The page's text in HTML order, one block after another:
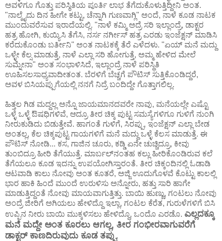
ಅವಳಿಗೂ ಗೊತ್ತು ಪರಿಸ್ಠಿತಿಯ ಪೂರ್ತಿ ಲಾಭ ತೆಗೆದುಕೊಳುತ್ತಿದ್ದೀನಿ ಅಂತ.
"ನಾಲ್ಕೈದು ದಿನ ಹೀಗೇ ಕಟ್ಟು, ಚೆನ್ನಾಗಿ ಗುಣವಾಗ್ಲಿ" ಅಂದೆ, ನಾಳೆ ಕೂಡ ನಾಟಕ
ಮುಂದುವರೆಸುವ ಇರಾದೆಯಲ್ಲಿ. "ನಾಳೆ ಕಮ್ಮಿ ಅದ್ರೆ ಸರಿ ಇಲ್ಲಾಂದ್ರೆ, ಡಾಕ್ಟರ
ಹತ್ರ ಹೋಗಿ, ಕುಯ್ಯಿಸಿ ತೆಗೆಸಿ, ನರ್ಸ ನರ್ಗೀಸ್ ಹತ್ರ ಎರಡು ಇಂಜೆಕ್ಷನ್ ಮಾಡಿಸಿ
ಕರೆದುಕೊಂಡು ಬರ್ತೀನಿ" ಅಂತ ನಾಟಕಕ್ಕೆ ತೆರೆ ಎಳೆದಳು. "ಏಯ್ ಮನೆ ಮದ್ದು
ಒಳ್ಳೇ ಕೆಲ್ಸ ಮಾಡುತ್ತೆ, ನಾಳೆ ಎಲ್ಲಾ ಸರಿ ಹೋಗುತ್ತೆ, ಅಮ್ಮ ಹೇಳಿದ ಮೇಲೆ
ಸುಮ್ನೇನಾ" ಅಂತ ಸಂಭಾಳಿಸಿದೆ, ಇಲ್ಲಾಂದ್ರೆ ನಾಳೆ ಪರಿಸ್ಥಿತಿ
ಊಹಿಸಲಸಾಧ್ಯವಾದೀತಂತ. ಬೆರಳಿಗೆ ಬೆಚ್ಚಗೆ ಪೌಟಿಸ್ ಸುತ್ತಿಕೊಂಡಿದ್ದರೆ,
ಅವಳ ಬಿಸಿಯಪ್ಪುಗೆಯಲ್ಲಿ ನನಗೆ ನಿದ್ರೆ ಬಂದಿದ್ದೇ ಗೊತ್ತಾಗಲಿಲ್ಲ.
ಹಿತ್ತಲ ಗಿಡ ಮದ್ದಲ್ಲ ಅನ್ನೊ ಜಾಯಮಾನದವರೇ ನಾವು, ಮನೆಯಲ್ಲೇ ಎಷ್ಟೊ
ಒಳ್ಳೆ ಒಳ್ಳೆ ಔಷಧಿಗಳಿವೆ, ಆದ್ರೂ ತೀರ ಚಿಕ್ಕ ಪುಟ್ಟ ಸಮಸ್ಯೆಗಳಿಗೂ ಗುಳಿಗೆ ನುಂಗಿ
ನೀರುಕುಡಿದು ಬಿಡುತ್ತೇವೆ. ಹಾಗಂತೆ ಗುಳಿಗೆ, ಸಿರಪ್ಪು, ಇಂಜೆಕ್ಷನ್ ಎಲ್ಲಾ ಬೇಡ
ಅಂತಲ್ಲ, ಕೆಲ ಚಿಕ್ಕಪುಟ್ಟ ಗಾಯಗಳಿಗೆ ಮನೆ ಮದ್ದು ಒಳ್ಳೆ ಕೆಲಸ ಮಾಡುತ್ತೆ. ಈ
ಪೌಟಿಸ್ ನೋಡಿ... ಕಸ, ಗಾಜಿನ ಚೂರು, ಕಡ್ಡಿ ಏನೇ ಚುಚ್ಚಿದ್ರೂ, ಕೀವು
ತುಂಬಿದ್ರೂ ಹೀರಿ ತೆಗೆಯುತ್ತೆ. ಮಾರ್ಬಲ್‌ನಂತಹ ಕಲ್ಲು ಹೀರಿಕೊಂಡಿರುವ ಕಲೆ
ತೆಗೆಯಲೂ ಕೂಡ ಇದನ್ನು ಉಪಯೋಗಿಸ್ತಾರಂತೆ. ತೀರ ಚಿಕ್ಕಂದಿನಲ್ಲಿ ಓಡಾಡಿ
ಆಟವಾಡಿ ಕಾಲು ನೋವು ಅಂತ ಕೂತರೆ, ಅಜ್ಜಿ ಊದುಗೊಳವೆ ಕೊಟ್ಟು ಕಾಲಲ್ಲಿ
ಭಾರ ಹಾಕಿ ಹಿಂದೆ ಮುಂದೆ ಉರುಳಿಸು ಅನ್ನೋರು, ಹತ್ತು ಸಾರಿ ಹಾಗೇ
ಮಾಡುತ್ತಿದ್ದಂತೆ ನೋವು ಮಾಯವಾಗುತ್ತಿತ್ತು. ಬಾಯಿ ಹುಣ್ಣು, ಗಂಟಲು ನೋವು
ಅಂದ್ರೆ ಜೀರಿಗೆ ಅಗಿಯಲು ಹೇಳಿದ್ದೊ ಇಲ್ಲಾ, ಗಂಟಲ ಕೆರೆತ, ಗುರುಳೆಗಳಿಗೆ ಬಿಸಿ
ಉಪ್ಪಿನ ನೀರು ಬಾಯಿ ಮುಕ್ಕಳಿಸಲು ಹೇಳಿದ್ದೊ, ಒಂದೊ ಎರಡೊ. ಎಲ್ಲದಕ್ಕೂ
ಮನೆ ಮದ್ದೇ ಅಂತ ಕೂರಲು ಆಗಲ್ಲ, ತೀರ ಗಂಭೀರವಾಗುವರೆಗೆ
ಡಾಕ್ಟರ್ ಕಾಣದಿರುವುದು ಕೂಡ ತಪ್ಪು.